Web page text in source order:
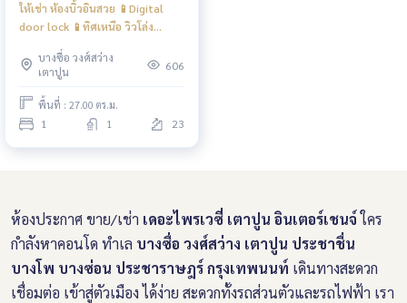
ให้เช่า ห้องบิ้วอินสวย 📱Digital
door lock 📱ทิศเหนือ วิวโล่ง
#theprivacytapooninterchange
❤️ค่าเช่า 12,000 บาท
บางซื่อ วงศ์สว่าง
เตาปูน
606
พื้นที่ : 27.00 ตร.ม.
1 1 23
ห้องประกาศ ขาย/เช่า เดอะไพรเวซี่ เตาปูน อินเตอร์เชนจ์ใคร
กำลังหาคอนโด ทำเล บางซื่อ วงศ์สว่าง เตาปูน ประชาชื่น
บางโพ บางซ่อน ประชาราษฎร์ กรุงเทพนนท์ เดินทางสะดวก
เชื่อมต่อ เข้าสู่ตัวเมือง ได้ง่าย สะดวกทั้งรถส่วนตัวและรถไฟฟ้า เรา